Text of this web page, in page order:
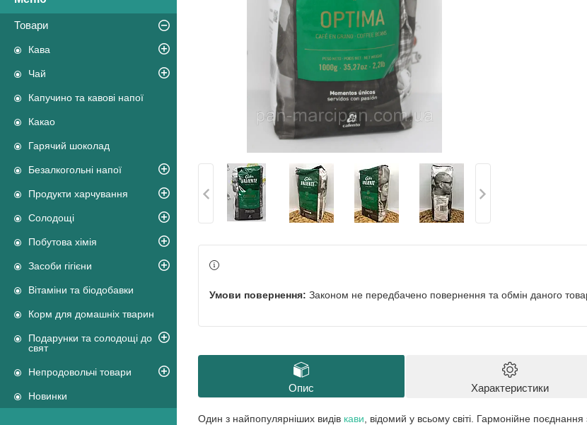
Товари
Кава
Чай
Капучино та кавові напої
Какао
Гарячий шоколад
Безалкогольні напої
Продукти харчування
Солодощі
Побутова хімія
Засоби гігієни
Вітаміни та біодобавки
Корм для домашніх тварин
Подарунки та солодощі до
свят
Непродовольчі товари
Новинки
Законом не передбачено повернення та обмін даного
Опис Характеристики
Один з найпопулярніших видів кави , відомий у всьому світі. Гармонійне